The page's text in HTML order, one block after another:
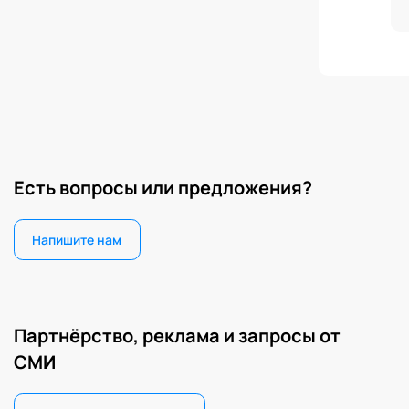
Есть вопросы или предложения?
Напишите нам
Партнёрство, реклама и запросы от
СМИ